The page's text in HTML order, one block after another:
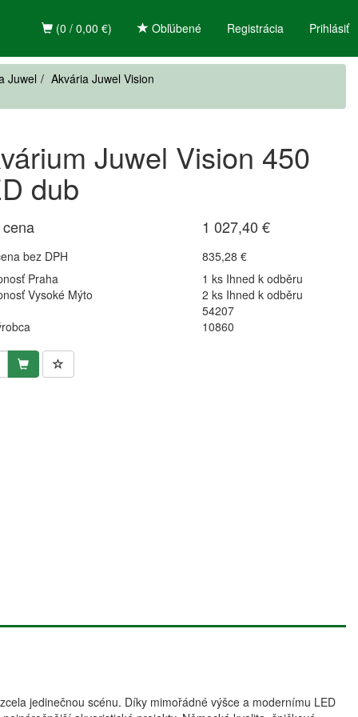
Registrácia Prihlásiť
(0 / 0,00 €) Obľúbené
Juwel
Akvária Juwel Vision
Juwel Vision 450
dub
1 027,40 €
bez DPH
835,28 €
Praha
1 ks Ihned k odběru
Vysoké Mýto
2 ks Ihned k odběru
54207
10860
jedinečnou scénu. Díky mimořádné výšce a modernímu LED